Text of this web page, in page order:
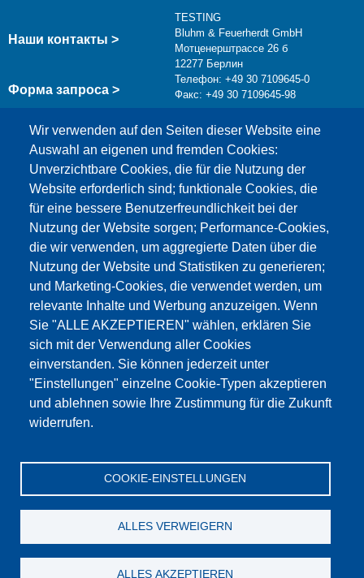
Wir verwenden auf den Seiten dieser Website eine
Auswahl an eigenen und fremden Cookies:
Unverzichtbare Cookies, die für die Nutzung der
Website erforderlich sind; funktionale Cookies, die
für eine bessere Benutzerfreundlichkeit bei der
Nutzung der Website sorgen; Performance-Cookies,
die wir verwenden, um aggregierte Daten über die
Nutzung der Website und Statistiken zu generieren;
und Marketing-Cookies, die verwendet werden, um
relevante Inhalte und Werbung anzuzeigen. Wenn
Sie "ALLE AKZEPTIEREN" wählen, erklären Sie
sich mit der Verwendung aller Cookies
einverstanden. Sie können jederzeit unter
"Einstellungen" einzelne Cookie-Typen akzeptieren
und ablehnen sowie Ihre Zustimmung für die Zukunft
widerrufen.
COOKIE-EINSTELLUNGEN
ALLES VERWEIGERN
ALLES AKZEPTIEREN
Наши контакты >
Форма запроса >
TESTING
Bluhm & Feuerherdt GmbH
Мотценерштрассе 26 б
12277 Берлин
Телефон: +49 30 7109645-0
Факс: +49 30 7109645-98
info@testing.de
Этот материал заблокирован, потому что
файлы cookie Google Maps не были приняты.
НЕОБХОДИМО ПРИНЯТЬ ТОЛЬКО
ФАЙЛЫ COOKIE GOOGLE MAPS.
Alle Cookies akzeptieren
© Testing Bluhm & Feuerherdt GmbH 07.08.2026